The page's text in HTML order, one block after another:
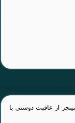
از عاقبت دوستی با